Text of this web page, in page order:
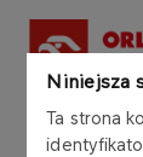
Niniejsza
Ta strona
O